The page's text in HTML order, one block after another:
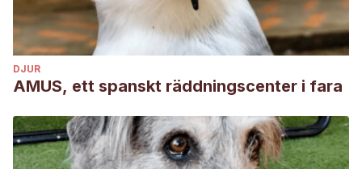
DJUR
AMUS, ett spanskt räddningscenter i fara